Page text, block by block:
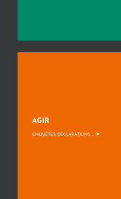
AGIR
ENQUÊTES, DÉCLARATIONS, ... >